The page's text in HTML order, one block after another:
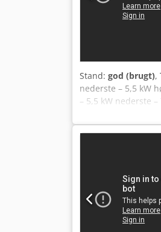
Stand: god (brugt),
nederste – 5,5 kW
– 5,5 kW nederste